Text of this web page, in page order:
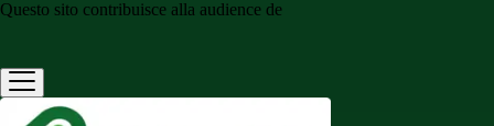
Questo sito contribuisce alla audience de